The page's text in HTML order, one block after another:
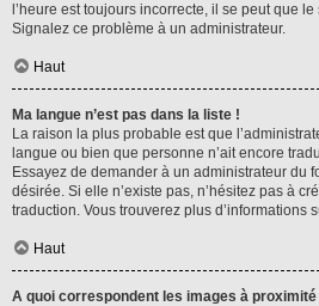
l’heure est toujours incorrecte, il se peut que
Signalez ce problème à un administrateur.
Haut
Ma langue n’est pas dans la liste !
La raison la plus probable est que
langue ou bien que personne n’ait encore
Essayez de demander à un administrateur du
désirée. Si elle n’existe pas, n’hésitez pas à
traduction. Vous trouverez plus d’informations
Haut
A quoi correspondent les images à proximité